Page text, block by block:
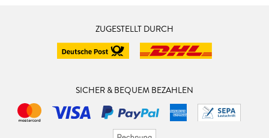
ZUGESTELLT DURCH
SICHER & BEQUEM BEZAHLEN